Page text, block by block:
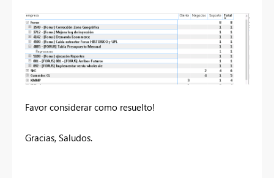
Favor considerar como resuelto!
Gracias, Saludos.